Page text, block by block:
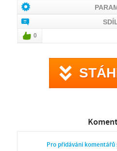
0
Pro přidávání komentářů